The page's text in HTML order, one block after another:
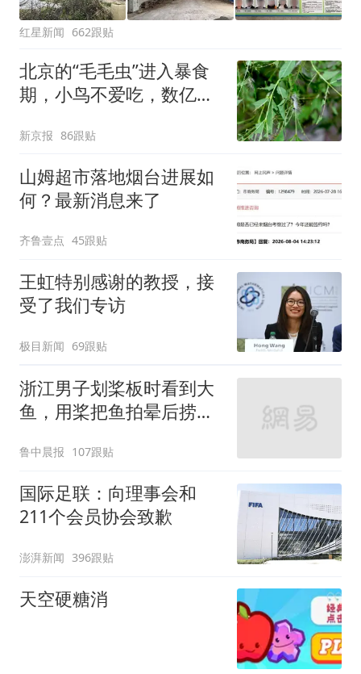
红星新闻 662跟贴
北京的“毛毛虫”进入暴食
期，小鸟不爱吃，数亿头
新京报 86跟贴
山姆超市落地烟台进展如
何？最新消息来了
齐鲁壹点 45跟贴
王虹特别感谢的教授，接
受了我们专访
极目新闻 69跟贴
浙江男子划桨板时看到大
鱼，用桨把鱼拍晕后捞
两，做成红烧辣子鱼块，
味道很好
鲁中晨报 107跟贴
国际足联：向理事会和
211个会员协会致歉
澎湃新闻 396跟贴
天空硬糖消